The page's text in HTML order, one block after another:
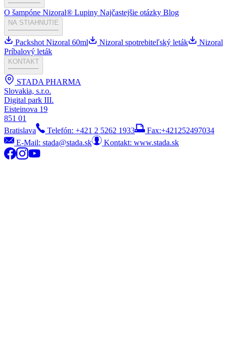
O šampóne Nizoral® Lupiny Najčastejšie otázky Blog
NA STIAHNUTIE
Packshot Nizoral 60ml Nizoral spotrebiteľský leták
Nizoral
Príbalový leták
KONTAKT
STADA PHARMA
Slovakia, s.r.o.
Digital park III.
Eisteinova 19
851 01
Bratislava
Telefón: +421 2 5262 1933
Fax:+421252497034
E-Mail: stada@stada.sk Kontakt: www.stada.sk